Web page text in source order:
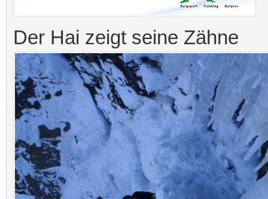
Der Hai zeigt seine Zähne